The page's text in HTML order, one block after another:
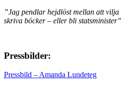
”Jag pendlar hejdlöst mellan att
skriva böcker – eller bli statsminister”
Pressbilder:
Pressbild – Amanda Lundeteg